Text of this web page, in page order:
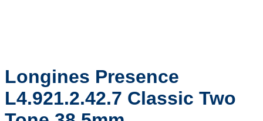
Longines Presence
L4.921.2.42.7 Classic Two